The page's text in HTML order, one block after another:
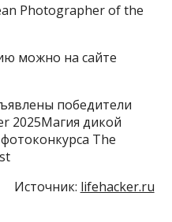
Photographer of the
можно на сайте
победители
2025Магия дикой
The
Источник: lifehacker.ru